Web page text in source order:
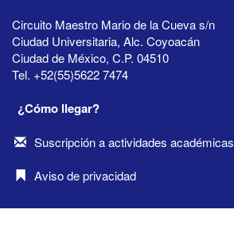
Circuito Maestro Mario de la Cueva s/n
Ciudad Universitaria, Alc. Coyoacán
Ciudad de México, C.P. 04510
Tel. +52(55)5622 7474
¿Cómo llegar?
Suscripción a actividades académicas
Aviso de privacidad